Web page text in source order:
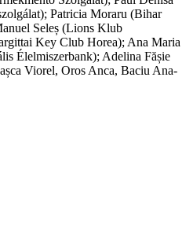
Patricia Moraru (Bihar
Seleș (Lions Klub
Key Club Horea); Ana Maria
Élelmiszerbank); Adelina Fășie
Viorel, Oros Anca, Baciu Ana-